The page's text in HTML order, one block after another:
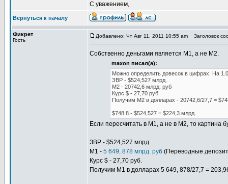
С уважением,
Вернуться к началу
Фикрет
Гость
Добавлено: Чт Авг 11, 2011 10:55 am Заголовок
Собственно деньгами является М1, а не М2.
maxon писал(а):
Можно определить довесок в цифрах. На
ЗВР - $524,527 млрд.
М2 - 20742,6 млрд. руб
Курс $ - 27,70 руб
Получим М2 в долларах - 20742,6/27,7 =
$748.8 - $524,527 = $224,3 млрд.
Если пересчитать в М1, а не в М2, то картина
ЗВР - $524,527 млрд.
М1 - 5 649, 878 млрд. руб (Переводные
Курс $ - 27,70 руб.
Получим М1 в долларах 5 649, 878/27,7 =